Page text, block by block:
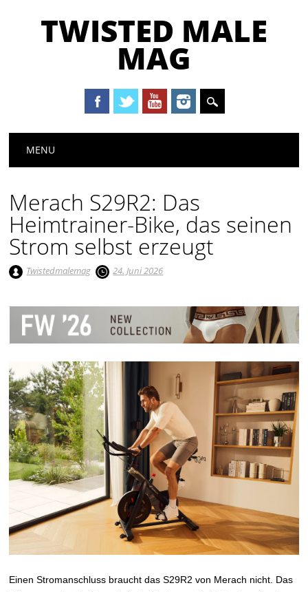
TWISTED MALE
MAG
Main menu
MENU
Merach S29R2: Das
Heimtrainer-Bike, das seinen
Strom selbst erzeugt
Twistedmalemag 24. Juni 2026
Einen Stromanschluss braucht das S29R2 von Merach nicht. Das